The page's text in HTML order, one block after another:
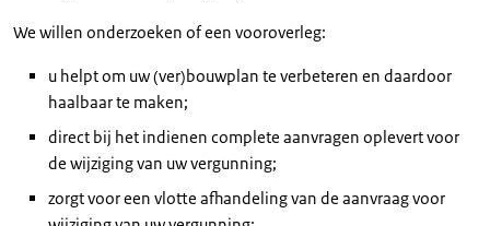
We willen onderzoeken of een vooroverleg:
u helpt om uw (ver)bouwplan te verbeteren en daardoor
haalbaar te maken;
direct bij het indienen complete aanvragen oplevert voor
de wijziging van uw vergunning;
zorgt voor een vlotte afhandeling van de aanvraag voor